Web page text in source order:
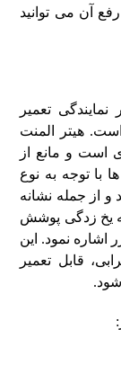
آن می‌ توانید
تعمیر
هیتر المنت
است و مانع از
با توجه به نوع
از جمله نشانه‌
یخ‌ زدگی پوشش
اشاره نمود. این
قابل تعمیر
شود.